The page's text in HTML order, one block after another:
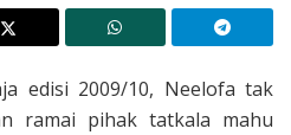
edisi 2009/10, Neelofa tak
ramai pihak tatkala mahu